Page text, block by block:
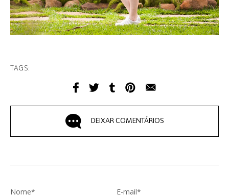
TAGS:
DEIXAR COMENTÁRIOS
Nome* E-mail*